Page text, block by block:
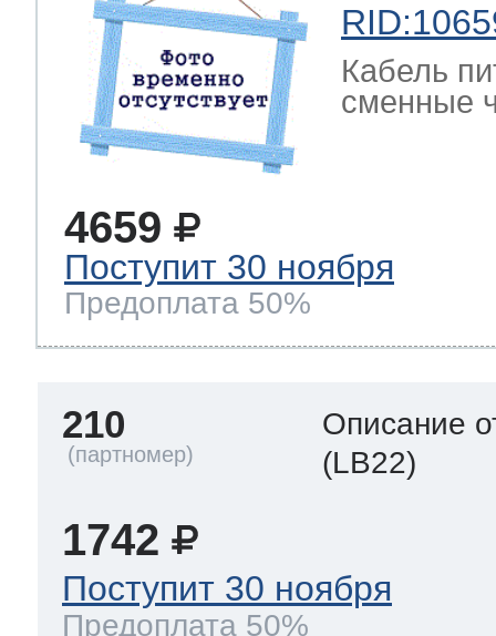
Кабель
сменные
4659
Поступит 30 ноября
Предоплата 50%
210
Описание
(LB22)
1742
Поступит 30 ноября
Предоплата 50%